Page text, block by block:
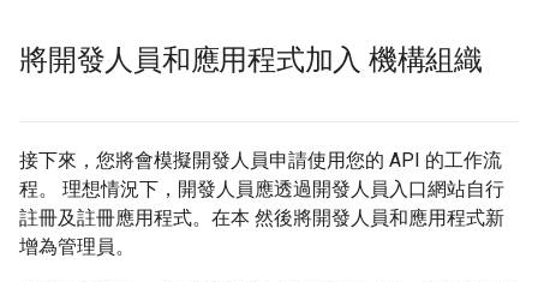
將開發人員和應用程式加入 機構組織
接下來，您將會模擬開發人員申請使用您的 API 的工作流
程。 理想情況下，開發人員應透過開發人員入口網站自行
註冊及註冊應用程式。在本 然後將開發人員和應用程式新
增為管理員。